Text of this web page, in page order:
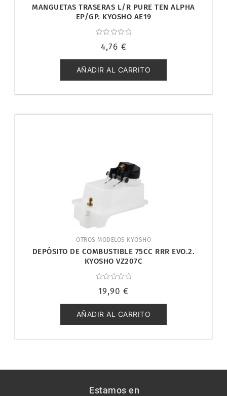
MANGUETAS TRASERAS L/R PURE TEN ALPHA
EP/GP. KYOSHO AE19
con
de
5
4,76 €
AÑADIR AL CARRITO
OTROS MODELOS KYOSHO
DEPÓSITO DE COMBUSTIBLE 75CC RRR EVO.2.
KYOSHO VZ207C
con
de
5
19,90 €
AÑADIR AL CARRITO
Estamos en